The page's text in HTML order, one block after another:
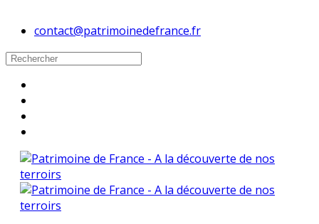
contact@patrimoinedefrance.fr